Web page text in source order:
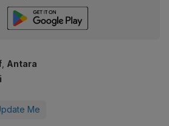
, Antara
Me